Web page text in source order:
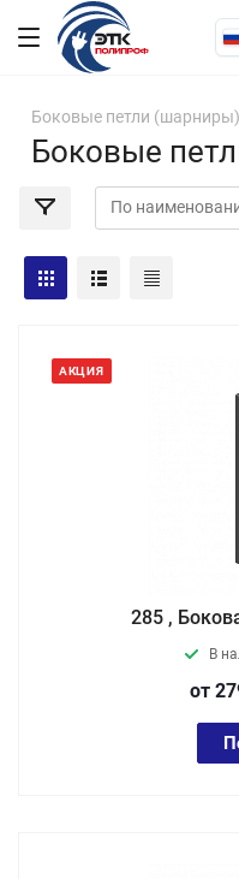
Боковые петли (шарниры)
Боковые
АКЦИЯ
285 ,
В
от